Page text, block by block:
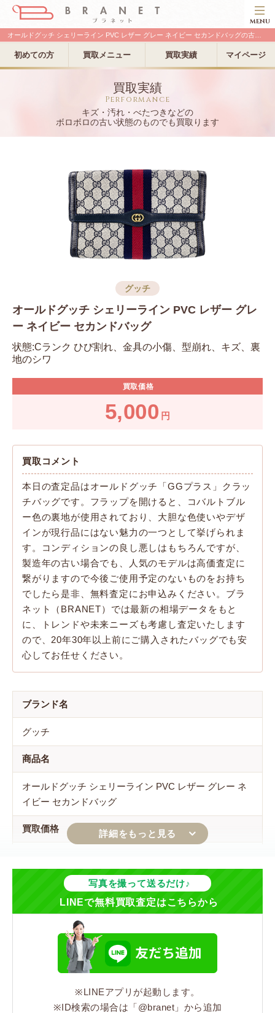
MENU
初めての方 買取メニュー 買取実績 マイページ
買取実績
Performance
キズ・汚れ・べたつきなどの
ボロボロの古い状態のものでも買取ります
グッチ
オールドグッチ シェリーライン PVC レザー グレ
ー ネイビー セカンドバッグ
状態:Cランク ひび割れ、金具の小傷、型崩れ、キズ、裏
地のシワ
買取価格
5,000 円
買取コメント
本日の査定品はオールドグッチ「GGプラス」クラッ
チバッグです。フラップを開けると、コバルトブル
ー色の裏地が使用されており、大胆な色使いやデザ
インが現行品にはない魅力の一つとして挙げられま
す。コンディションの良し悪しはもちろんですが、
製造年の古い場合でも、人気のモデルは高価査定に
繋がりますので今後ご使用予定のないものをお持ち
でしたら是非、無料査定にお申込みください。ブラ
ネット（BRANET）では最新の相場データをもと
に、トレンドや未来ニーズも考慮し査定いたします
ので、20年30年以上前にご購入されたバッグでも安
心してお任せください。
ブランド名
グッチ
商品名
オールドグッチ シェリーライン PVC レザー グレー ネ
イビー セカンドバッグ
買取価格
シリーズ
オールドグッチ
写真を撮って送るだけ♪
LINEで無料買取査定はこちらから
※LINEアプリが起動します。
※ID検索の場合は「@branet」から追加